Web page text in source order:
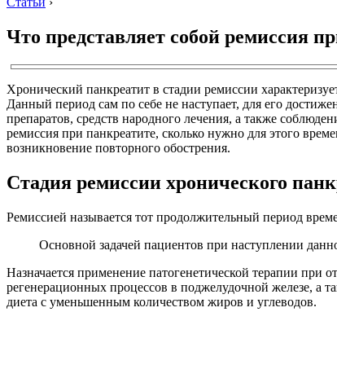
Что представляет собой ремиссия
Хронический панкреатит в стадии ремиссии
Данный период сам по себе не наступает, для его
препаратов, средств народного лечения, а также
ремиссия при панкреатите, сколько нужно для этого
возникновение повторного обострения.
Стадия ремиссии хронического
Ремиссией называется тот продолжительный период
Основной задачей пациентов при наступлении
Назначается применение патогенетической терапии при
регенерационных процессов в поджелудочной железе, а
диета с уменьшенным количеством жиров и углеводов.